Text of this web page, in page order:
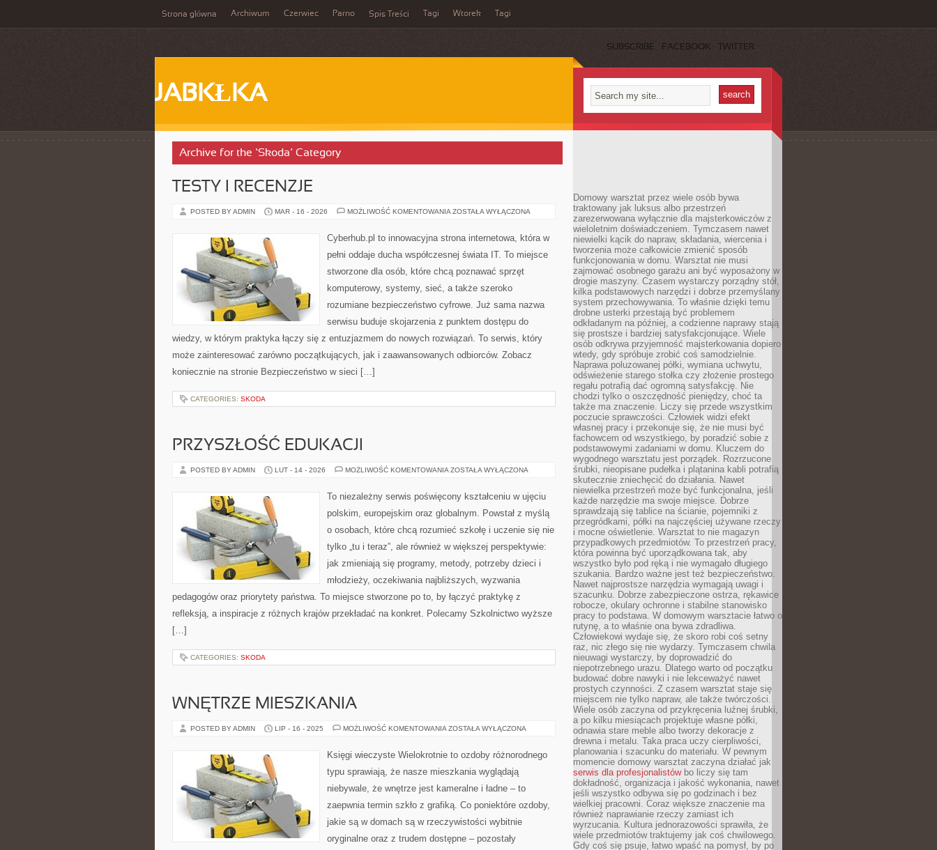
Strona główna Archiwum Czerwiec Parno Spis Treści Tagi Wtorek Tagi
SUBSCRIBE FACEBOOK TWITTER
JABKŁKA
Archive for the ‘Skoda’ Category
TESTY I RECENZJE
POSTED BY ADMIN MAR - 16 - 2026 MOŻLIWOŚĆ KOMENTOWANIA TESTY
ZOSTAŁA WYŁĄCZONA
Cyberhub.pl to innowacyjna strona internetowa, która w
pełni oddaje ducha współczesnej świata IT. To miejsce
stworzone dla osób, które chcą poznawać sprzęt
komputerowy, systemy, sieć, a także szeroko
rozumiane bezpieczeństwo cyfrowe. Już sama nazwa
serwisu buduje skojarzenia z punktem dostępu do
wiedzy, w którym praktyka łączy się z entuzjazmem do nowych rozwiązań. To serwis, który
może zainteresować zarówno początkujących, jak i zaawansowanych odbiorców. Zobacz
koniecznie na stronie Bezpieczeństwo w sieci […]
CATEGORIES: SKODA
PRZYSZŁOŚĆ EDUKACJI
POSTED BY ADMIN LUT - 14 - 2026 MOŻLIWOŚĆ KOMENTOWANIA PRZYSZŁOŚĆ
ZOSTAŁA WYŁĄCZONA
To niezależny serwis poświęcony kształceniu w ujęciu
polskim, europejskim oraz globalnym. Powstał z myślą
o osobach, które chcą rozumieć szkołę i uczenie się nie
tylko „tu i teraz”, ale również w większej perspektywie:
jak zmieniają się programy, metody, potrzeby dzieci i
młodzieży, oczekiwania najbliższych, wyzwania
pedagogów oraz priorytety państwa. To miejsce stworzone po to, by łączyć praktykę z
refleksją, a inspiracje z różnych krajów przekładać na konkret. Polecamy Szkolnictwo wyższe
[…]
CATEGORIES: SKODA
WNĘTRZE MIESZKANIA
POSTED BY ADMIN LIP - 16 - 2025 MOŻLIWOŚĆ KOMENTOWANIA WNĘTRZE
ZOSTAŁA WYŁĄCZONA
Księgi wieczyste Wielokrotnie to ozdoby różnorodnego
typu sprawiają, że nasze mieszkania wyglądają
niebywale, że wnętrze jest kameralne i ładne – to
zaepwnia termin szkło z grafiką. Co poniektóre ozdoby,
jakie są w domach są w rzeczywistości wybitnie
oryginalne oraz z trudem dostępne – pozostały
Domowy warsztat przez wiele osób bywa
traktowany jak luksus albo przestrzeń
zarezerwowana wyłącznie dla majsterkowiczów z
wieloletnim doświadczeniem. Tymczasem nawet
niewielki kącik do napraw, składania, wiercenia i
tworzenia może całkowicie zmienić sposób
funkcjonowania w domu. Warsztat nie musi
zajmować osobnego garażu ani być wyposażony w
drogie maszyny. Czasem wystarczy porządny stół,
kilka podstawowych narzędzi i dobrze przemyślany
system przechowywania. To właśnie dzięki temu
drobne usterki przestają być problemem
odkładanym na później, a codzienne naprawy stają
się prostsze i bardziej satysfakcjonujące. Wiele
osób odkrywa przyjemność majsterkowania dopiero
wtedy, gdy spróbuje zrobić coś samodzielnie.
Naprawa poluzowanej półki, wymiana uchwytu,
odświeżenie starego stołka czy złożenie prostego
regału potrafią dać ogromną satysfakcję. Nie
chodzi tylko o oszczędność pieniędzy, choć ta
także ma znaczenie. Liczy się przede wszystkim
poczucie sprawczości. Człowiek widzi efekt
własnej pracy i przekonuje się, że nie musi być
fachowcem od wszystkiego, by poradzić sobie z
podstawowymi zadaniami w domu. Kluczem do
wygodnego warsztatu jest porządek. Rozrzucone
śrubki, nieopisane pudełka i plątanina kabli potrafią
skutecznie zniechęcić do działania. Nawet
niewielka przestrzeń może być funkcjonalna, jeśli
każde narzędzie ma swoje miejsce. Dobrze
sprawdzają się tablice na ścianie, pojemniki z
przegródkami, półki na najczęściej używane rzeczy
i mocne oświetlenie. Warsztat to nie magazyn
przypadkowych przedmiotów. To przestrzeń pracy,
która powinna być uporządkowana tak, aby
wszystko było pod ręką i nie wymagało długiego
szukania. Bardzo ważne jest też bezpieczeństwo.
Nawet najprostsze narzędzia wymagają uwagi i
szacunku. Dobrze zabezpieczone ostrza, rękawice
robocze, okulary ochronne i stabilne stanowisko
pracy to podstawa. W domowym warsztacie łatwo o
rutynę, a to właśnie ona bywa zdradliwa.
Człowiekowi wydaje się, że skoro robi coś setny
raz, nic złego się nie wydarzy. Tymczasem chwila
nieuwagi wystarczy, by doprowadzić do
niepotrzebnego urazu. Dlatego warto od początku
budować dobre nawyki i nie lekceważyć nawet
prostych czynności. Z czasem warsztat staje się
miejscem nie tylko napraw, ale także twórczości.
Wiele osób zaczyna od przykręcenia luźnej śrubki,
a po kilku miesiącach projektuje własne półki,
odnawia stare meble albo tworzy dekoracje z
drewna i metalu. Taka praca uczy cierpliwości,
planowania i szacunku do materiału. W pewnym
momencie domowy warsztat zaczyna działać jak
serwis dla profesjonalistówbo liczy się tam
dokładność, organizacja i jakość wykonania, nawet
jeśli wszystko odbywa się po godzinach i bez
wielkiej pracowni. Coraz większe znaczenie ma
również naprawianie rzeczy zamiast ich
wyrzucania. Kultura jednorazowości sprawiła, że
wiele przedmiotów traktujemy jak coś chwilowego.
Gdy coś się psuje, łatwo wpaść na pomysł, by po